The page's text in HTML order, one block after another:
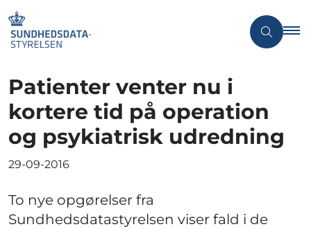
Patienter venter nu i
kortere tid på operation
og psykiatrisk udredning
29-09-2016
To nye opgørelser fra
Sundhedsdatastyrelsen viser fald i de